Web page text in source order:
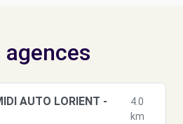
agences
AUTO LORIENT -
4.0
km